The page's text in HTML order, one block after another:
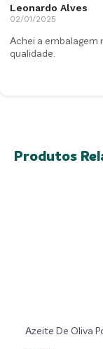
Leonardo Alves
02/01/2025
Achei a embalagem
qualidade.
Produtos
Azeite De Oliva